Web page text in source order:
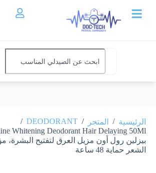
الرئيسية / المتجر /
DEODORANT
/
بيزلين رول أون مزيل العرق لتفتيح البشرة،
الشعر حماية 48 ساعة